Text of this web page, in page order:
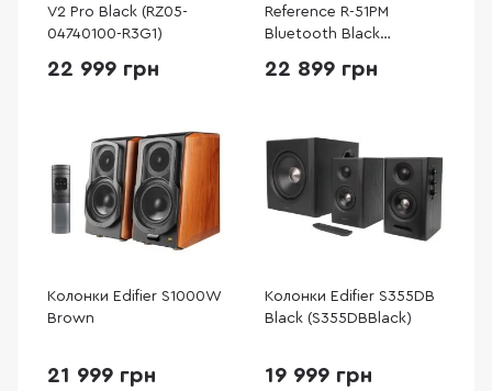
V2 Pro Black (RZ05-
04740100-R3G1)
22 999 грн
Reference R-51PM
Bluetooth Black
22 899 грн
Колонки Edifier S1000W
Brown
21 999 грн
Колонки Edifier S355DB
Black (S355DBBlack)
19 999 грн